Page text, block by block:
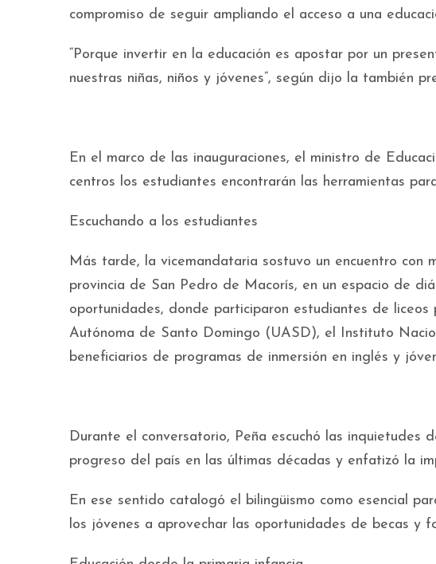
compromiso de seguir ampliando el acceso a una
“Porque invertir en la educación es apostar por un
nuestras niñas, niños y jóvenes”, según dijo la también
En el marco de las inauguraciones, el ministro de
centros los estudiantes encontrarán las herramientas
Escuchando a los estudiantes
Más tarde, la vicemandataria sostuvo un encuentro
provincia de San Pedro de Macorís, en un espacio de
oportunidades, donde participaron estudiantes de
Autónoma de Santo Domingo (UASD), el Instituto
beneficiarios de programas de inmersión en inglés y
Durante el conversatorio, Peña escuchó las inquietudes
progreso del país en las últimas décadas y enfatizó la
En ese sentido catalogó el bilingüismo como esencial
los jóvenes a aprovechar las oportunidades de becas y